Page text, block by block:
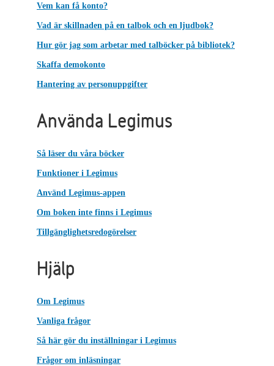
Vem kan få konto?
Vad är skillnaden på en talbok och en ljudbok?
Hur gör jag som arbetar med talböcker på bibliotek?
Skaffa demokonto
Hantering av personuppgifter
Använda Legimus
Så läser du våra böcker
Funktioner i Legimus
Använd Legimus-appen
Om boken inte finns i Legimus
Tillgänglighetsredogörelser
Hjälp
Om Legimus
Vanliga frågor
Så här gör du inställningar i Legimus
Frågor om inläsningar